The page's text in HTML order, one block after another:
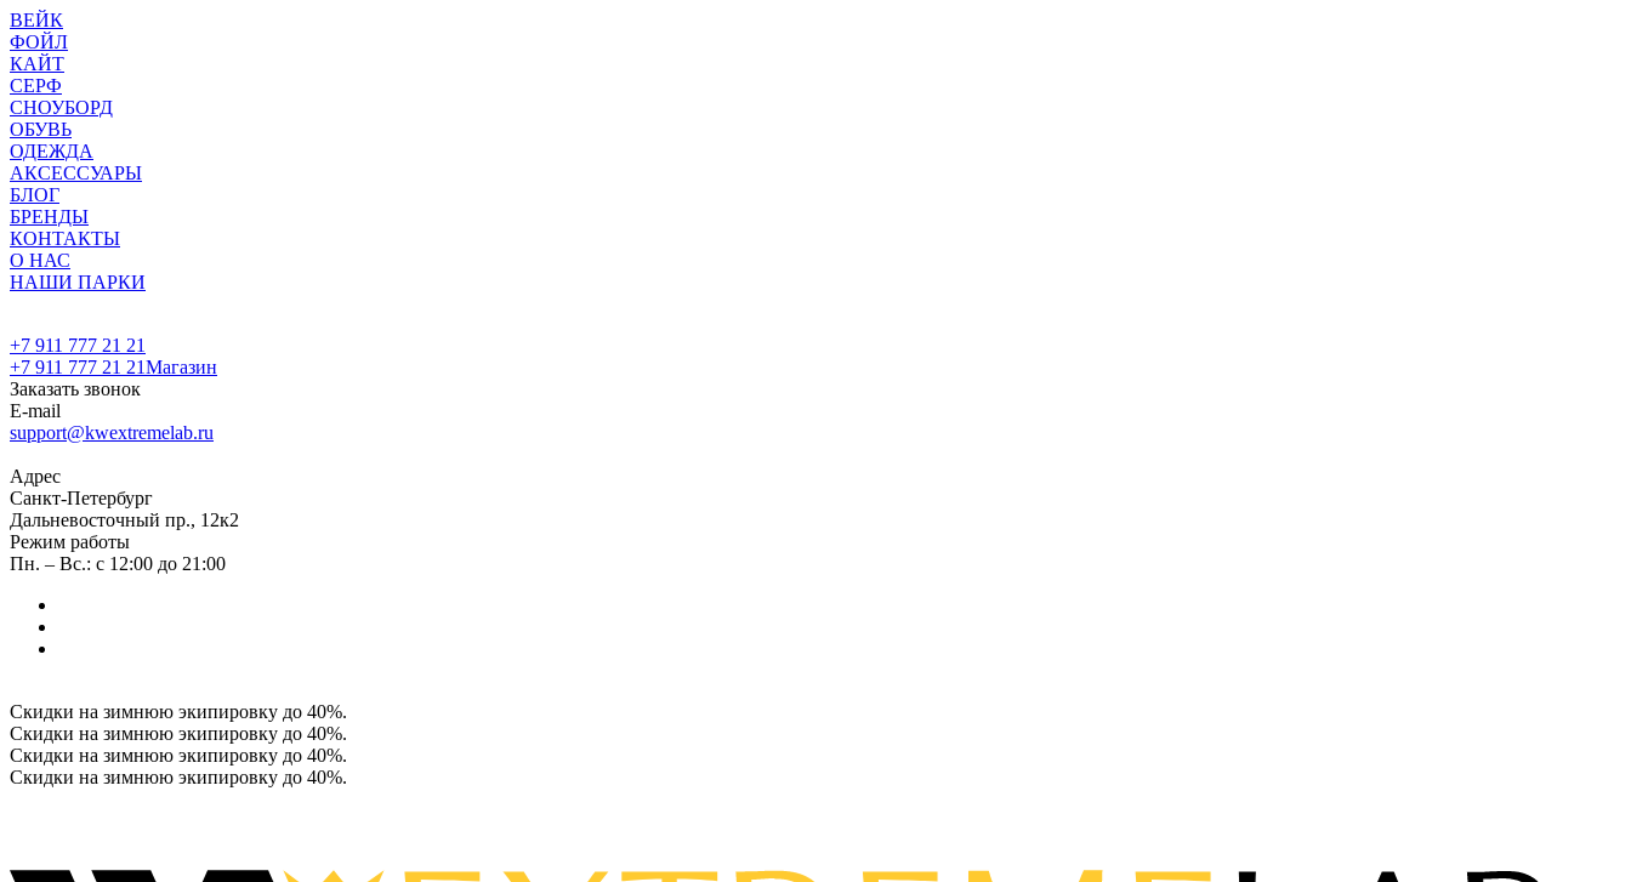
ВЕЙК
ФОЙЛ
КАЙТ
СЕРФ
СНОУБОРД
ОБУВЬ
ОДЕЖДА
АКСЕССУАРЫ
БЛОГ
БРЕНДЫ
КОНТАКТЫ
О НАС
НАШИ ПАРКИ
+7 911 777 21 21
+7 911 777 21 21Магазин
Заказать звонок
E-mail
support@kwextremelab.ru
Адрес
Санкт-Петербург
Дальневосточный пр., 12к2
Режим работы
Пн. – Вс.: с 12:00 до 21:00
Скидки на зимнюю экипировку до 40%.
Скидки на зимнюю экипировку до 40%.
Скидки на зимнюю экипировку до 40%.
Скидки на зимнюю экипировку до 40%.